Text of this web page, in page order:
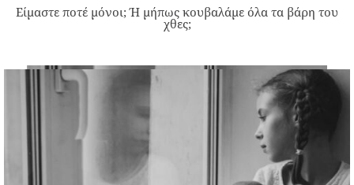
Είμαστε ποτέ μόνοι; Ή μήπως κουβαλάμε όλα τα βάρη του
χθες;